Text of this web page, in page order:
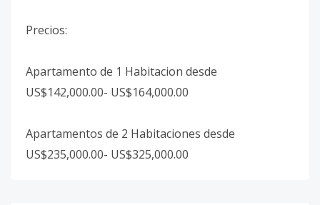
Precios:
Apartamento de 1 Habitacion desde
US$142,000.00- US$164,000.00
Apartamentos de 2 Habitaciones desde
US$235,000.00- US$325,000.00